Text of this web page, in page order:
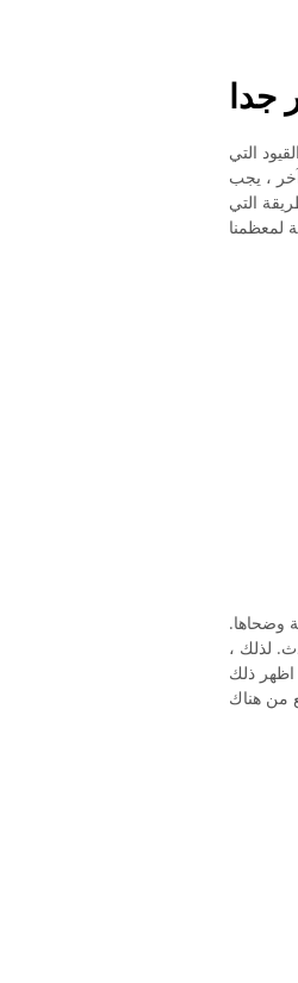
جدا
التي
، يجب
التي
وضحاها.
لذلك ،
100 دولار بسهولة تامة. اظهر ذلك